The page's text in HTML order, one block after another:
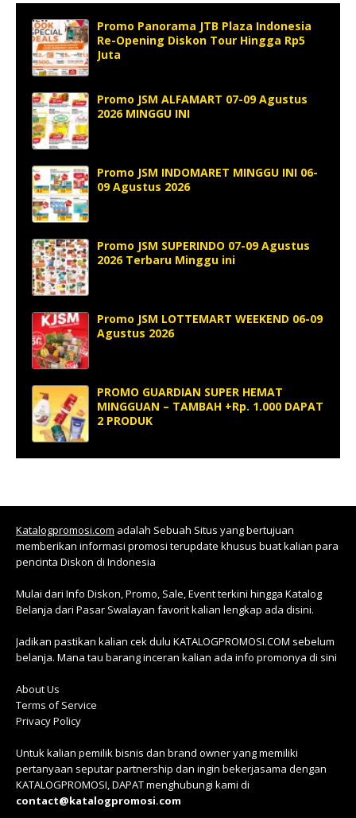
Promo Panorama JTB Plaza Indonesia
Re-Opening Diskon Tour Hingga Rp5
Juta
Promo JSM ALFAMART 07-09 Agustus
2026 MINGGU INI
Promo JSM INDOMARET MINGGU INI 06-
09 Agustus 2026
Promo JSM SUPERINDO 07-09 Agustus
2026 Terbaru Minggu ini
Promo JSM LOTTEMART WEEKEND 06-09
Agustus 2026
PROMO GUARDIAN SUPER HEMAT
MINGGUAN – TAMBAH +Rp. 1.000 DAPAT
2 PRODUK
Katalogpromosi.com adalah Sebuah Situs yang bertujuan
memberikan informasi promosi terupdate khusus buat kalian para
pencinta Diskon di Indonesia
Mulai dari Info Diskon, Promo, Sale, Event terkini hingga Katalog
Belanja dari Pasar Swalayan favorit kalian lengkap ada disini.
Jadikan pastikan kalian cek dulu KATALOGPROMOSI.COM sebelum
belanja. Mana tau barang inceran kalian ada info promonya di sini
About Us
Terms of Service
Privacy Policy
Untuk kalian pemilik bisnis dan brand owner yang memiliki
pertanyaan seputar partnership dan ingin bekerjasama dengan
KATALOGPROMOSI, DAPAT menghubungi kami di
contact@katalogpromosi.com